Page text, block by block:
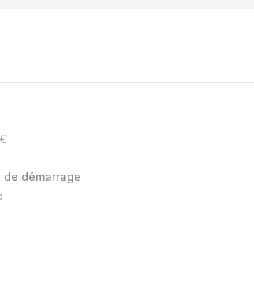
de démarrage